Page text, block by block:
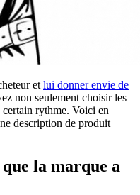
et lui donner envie de
non seulement choisir les
rythme. Voici en
description de produit
la marque a